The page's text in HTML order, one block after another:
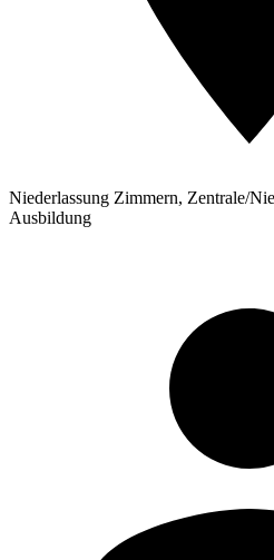
Niederlassung Zimmern, Zentrale/
Ausbildung